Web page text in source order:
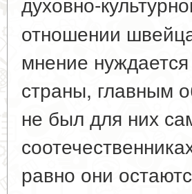
отношении
мнение
страны, главным
не был для них
равно они